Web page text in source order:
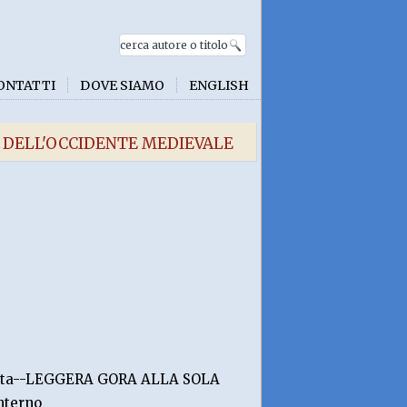
DOVE SIAMO ENGLISH
MEDIEVALE
LEGGERA GORA ALLA SOLA